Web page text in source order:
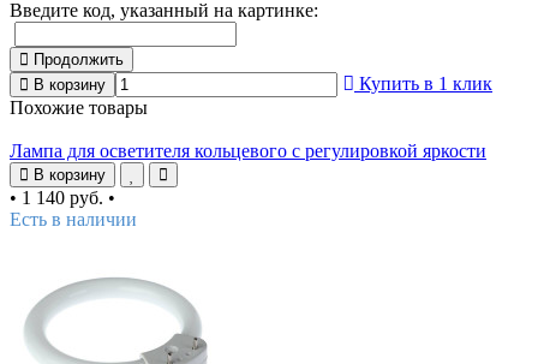
Введите код, указанный на картинке:
Продолжить
В корзину
Купить в 1 клик
Похожие товары
Лампа для осветителя кольцевого с регулировкой яркости
В корзину
• 1 140 руб. •
Есть в наличии